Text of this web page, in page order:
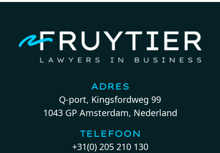
ADRES
Q-port, Kingsfordweg 99
1043 GP Amsterdam, Nederland
TELEFOON
+31(0) 205 210 130